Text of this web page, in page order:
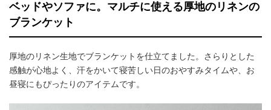
ベッドやソファに。マルチに使える厚地のリネンの
ブランケット
厚地のリネン生地でブランケットを仕立てました。さらりとした
感触が心地よく、汗をかいて寝苦しい日のおやすみタイムや、お
昼寝にもぴったりのアイテムです。